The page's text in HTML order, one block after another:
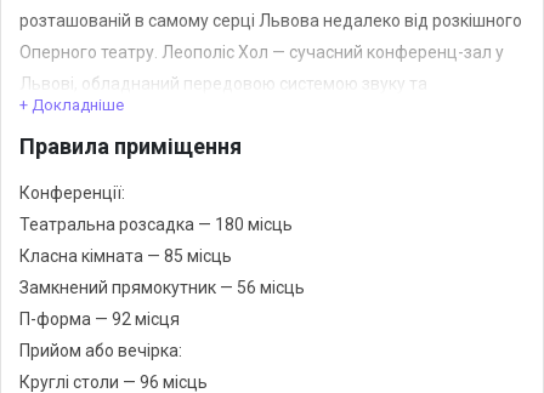
розташованій в самому серці Львова недалеко від розкішного
Оперного театру. Леополіс Хол — сучасний конференц-зал у
Львові, обладнаний передовою системою звуку та
зображення, з оптимальним освітленням, органічною
дерев’яною підлогою та вишуканими меблями.
+ Докладніше
Правила приміщення
Конференції:
Театральна розсадка — 180 місць
Класна кімната — 85 місць
Замкнений прямокутник — 56 місць
П-форма — 92 місця
Прийом або вечірка:
Круглі столи — 96 місць